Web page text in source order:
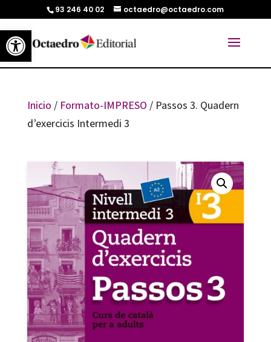
Abrir barra de herramientas
93 246 40 02 octaedro@octaedro.com
Inicio / Formato-IMPRESO / Passos 3. Quadern
d’exercicis Intermedi 3